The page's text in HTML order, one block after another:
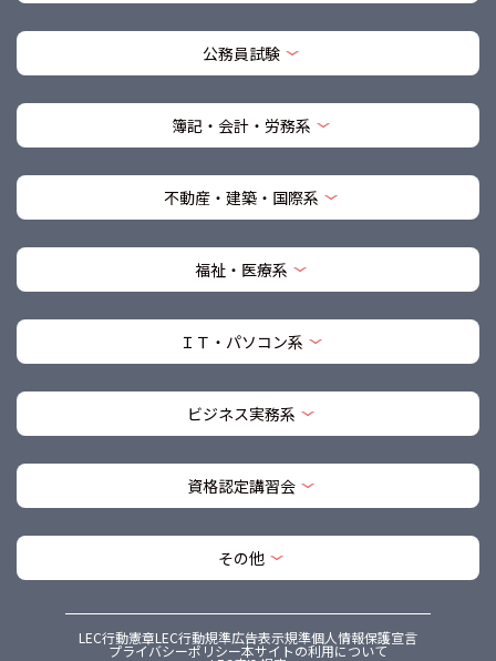
公務員試験
簿記・会計・労務系
不動産・建築・国際系
福祉・医療系
ＩＴ・パソコン系
ビジネス実務系
資格認定講習会
その他
LEC行動憲章LEC行動規準広告表示規準個人情報保護宣言
プライバシーポリシー本サイトの利用について